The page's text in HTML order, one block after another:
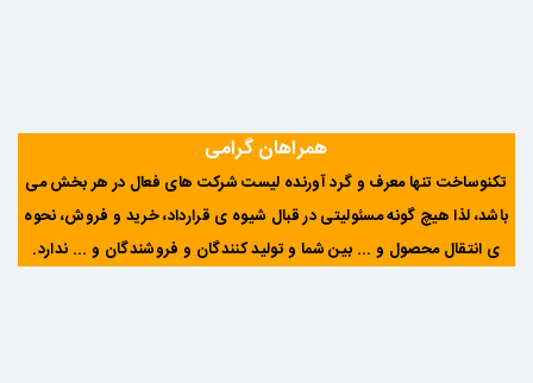
همراهان گرامی
تکنوساخت تنها معرف و گرد آورنده لیست شرکت های فعال در هر بخش می
باشد، لذا هیچ گونه مسئولیتی در قبال شیوه ی قرارداد، خرید و فروش، نحوه
ی انتقال محصول و ... بین شما و تولید کنندگان و فروشندگان و ... ندارد.